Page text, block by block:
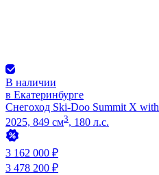
В наличии
в Екатеринбурге
Снегоход Ski-Doo Summit X
2025, 849 см3, 180 л.с.
3 162 000 ₽
3 478 200 ₽